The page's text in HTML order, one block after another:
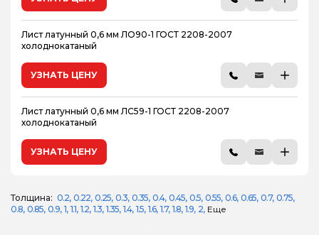
Лист латунный 0,6 мм ЛО90-1 ГОСТ 2208-2007
холоднокатаный
УЗНАТЬ ЦЕНУ
Лист латунный 0,6 мм ЛС59-1 ГОСТ 2208-2007
холоднокатаный
УЗНАТЬ ЦЕНУ
Толщина: 0.2 0.22 0.25 0.3 0.35 0.4 0.45 0.5 0.55 0.6 0.65 0.7 0.75
0.8 0.85 0.9 1 1.1 1.2 1.3 1.35 1.4 1.5 1.6 1.7 1.8 1.9 2 Еще